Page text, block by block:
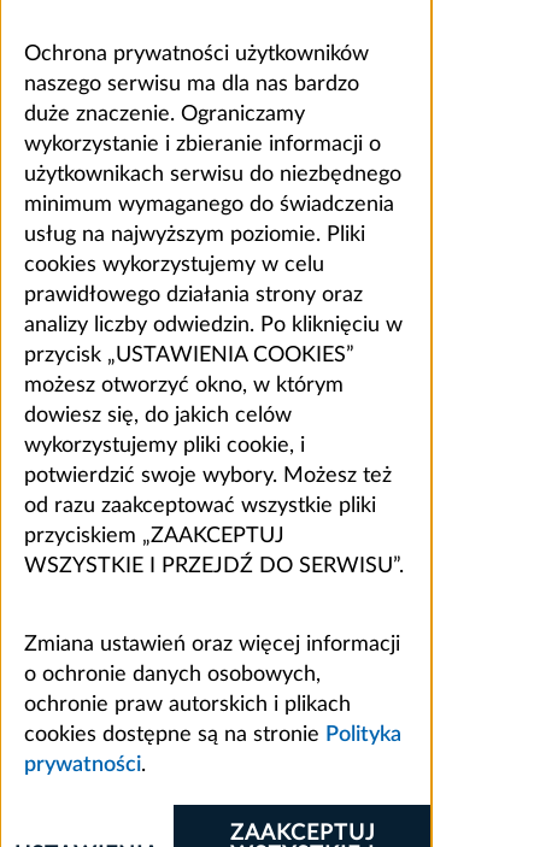
Ochrona prywatności użytkowników
naszego serwisu ma dla nas bardzo
duże znaczenie. Ograniczamy
wykorzystanie i zbieranie informacji o
użytkownikach serwisu do niezbędnego
minimum wymaganego do świadczenia
usług na najwyższym poziomie. Pliki
cookies wykorzystujemy w celu
prawidłowego działania strony oraz
analizy liczby odwiedzin. Po kliknięciu w
przycisk „USTAWIENIA COOKIES”
możesz otworzyć okno, w którym
dowiesz się, do jakich celów
wykorzystujemy pliki cookie, i
potwierdzić swoje wybory. Możesz też
od razu zaakceptować wszystkie pliki
przyciskiem „ZAAKCEPTUJ
WSZYSTKIE I PRZEJDŹ DO SERWISU”.
Zmiana ustawień oraz więcej informacji
o ochronie danych osobowych,
ochronie praw autorskich i plikach
cookies dostępne są na stronie Polityka
prywatności.
ZAAKCEPTUJ